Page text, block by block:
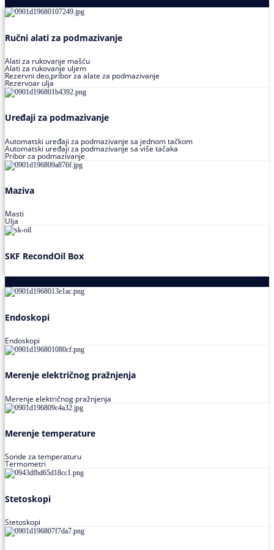
Ručni alati za podmazivanje
Alati za rukovanje mašću
Alati za rukovanje uljem
Rezervni deo,pribor za alate za podmazivanje
Rezervoar ulja
Uređaji za podmazivanje
Automatski uređaji za podmazivanje sa jednom tačkom
Automatski uređaji za podmazivanje sa više tačaka
Pribor za podmazivanje
Maziva
Masti
Ulja
SKF RecondOil Box
Endoskopi
Endoskopi
Merenje električnog pražnjenja
Merenje električnog pražnjenja
Merenje temperature
Sonde za temperaturu
Termometri
Stetoskopi
Stetoskopi